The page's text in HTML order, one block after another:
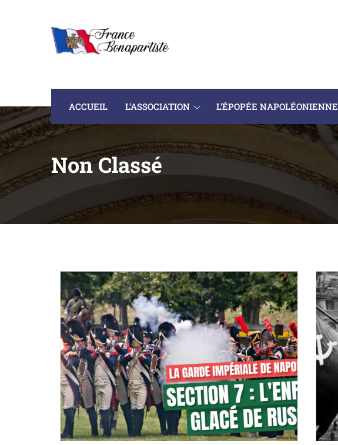
ACCUEIL L’ASSOCIATION L’ÉPOPÉE NAPOLÉONIENNE
Non Classé